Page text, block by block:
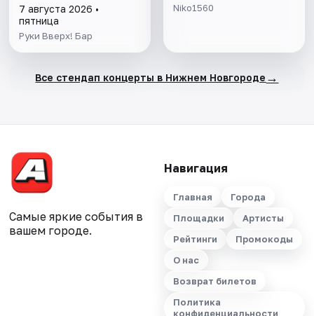
7 августа 2026 •
пятница
Руки Вверх! Бар
Niko1560
Все стендап концерты в Нижнем Новгороде →
Самые яркие события в
вашем городе.
Навигация
Главная
Города
Площадки
Артисты
Рейтинги
Промокоды
О нас
Возврат билетов
Политика
конфиденциальности